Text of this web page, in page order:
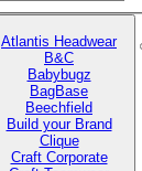
Atlantis Headwear
B&C
Babybugz
BagBase
Beechfield
Build your Brand
Clique
Craft Corporate